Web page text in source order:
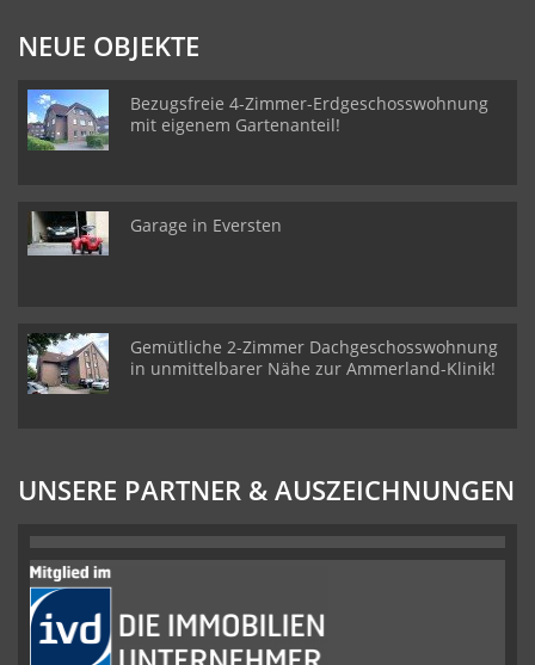
NEUE OBJEKTE
Bezugsfreie 4-Zimmer-Erdgeschosswohnung
mit eigenem Gartenanteil!
Garage in Eversten
Gemütliche 2-Zimmer Dachgeschosswohnung
in unmittelbarer Nähe zur Ammerland-Klinik!
UNSERE PARTNER & AUSZEICHNUNGEN